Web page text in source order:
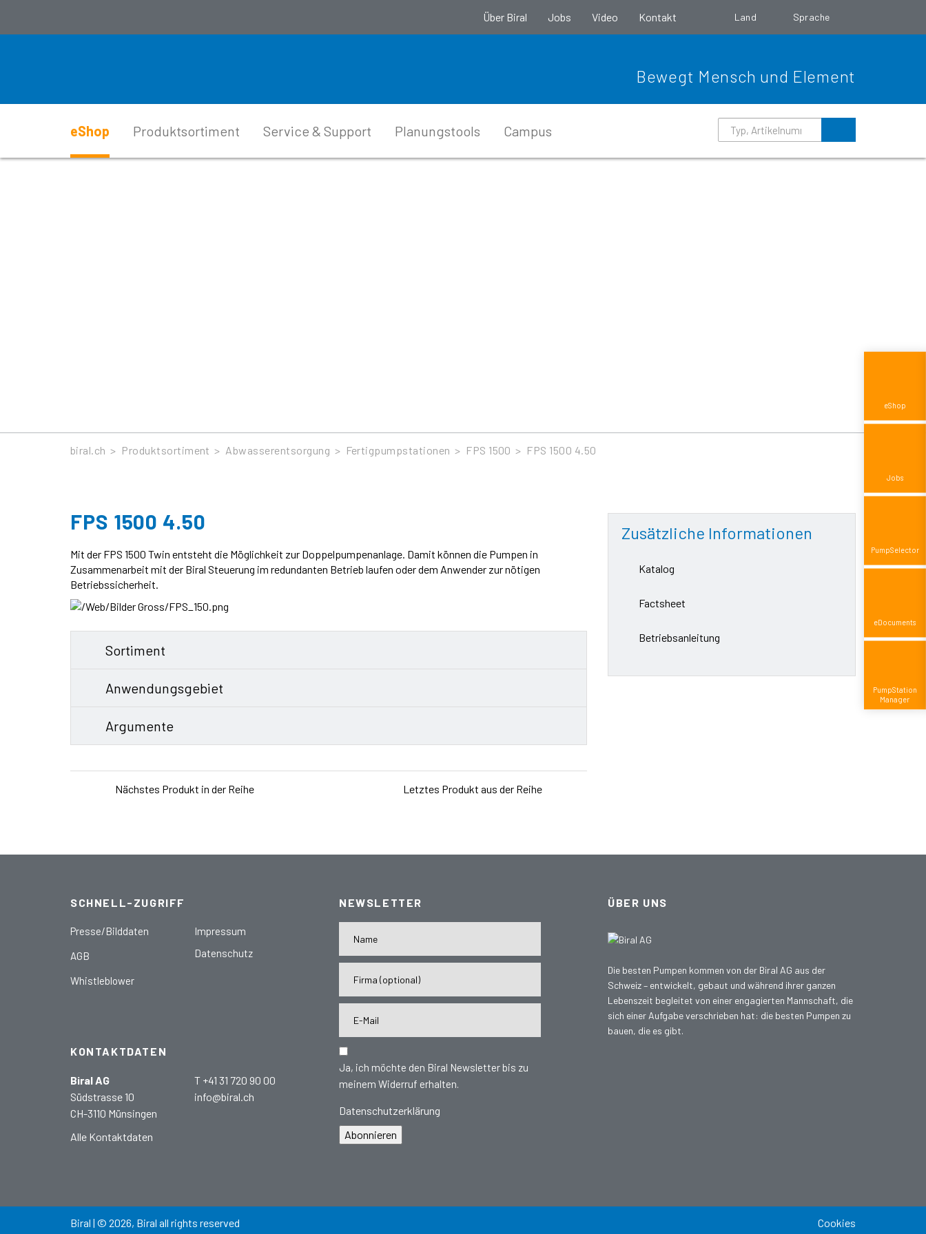
Land Sprache
Über Biral Jobs Video Kontakt
Bewegt Mensch und Element
eShop Produktsortiment Service & Support Planungstools Campus
eShop
Jobs
Pump­Selector
eDocuments
Pump­Station
Manager
biral.ch > Produktsortiment > Abwasserentsorgung > Fertigpumpstationen > FPS 1500 > FPS 1500 4.50
FPS 1500 4.50
Mit der FPS 1500 Twin entsteht die Möglichkeit zur Doppelpumpenanlage. Damit können die Pumpen in
Zusammenarbeit mit der Biral Steuerung im redundanten Betrieb laufen oder dem Anwender zur nötigen
Betriebssicherheit.
Sortiment
Anwendungsgebiet
Argumente
Nächstes Produkt in der Reihe Letztes Produkt aus der Reihe
Zusätzliche Informationen
Katalog
Factsheet
Betriebsanleitung
SCHNELL-ZUGRIFF
Presse/Bilddaten
AGB
Whistleblower
Impressum
Datenschutz
KONTAKTDATEN
Biral AG
Südstrasse 10
CH-3110 Münsingen
Alle Kontaktdaten
T +41 31 720 90 00
info@biral.ch
NEWSLETTER
Ja, ich möchte den Biral Newsletter bis zu
meinem Widerruf erhalten.
Datenschutzerklärung
Abonnieren
ÜBER UNS
Die besten Pumpen kommen von der Biral AG aus der
Schweiz – entwickelt, gebaut und während ihrer ganzen
Lebenszeit begleitet von einer engagierten Mannschaft, die
sich einer Aufgabe verschrieben hat: die besten Pumpen zu
bauen, die es gibt.
Biral | © 2026, Biral all rights reserved Cookies